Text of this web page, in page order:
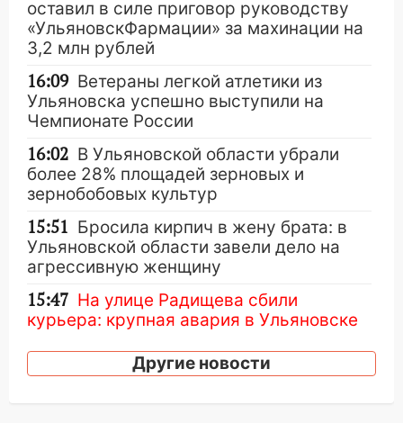
оставил в силе приговор руководству
«УльяновскФармации» за махинации на
3,2 млн рублей
16:09 Ветераны легкой атлетики из
Ульяновска успешно выступили на
Чемпионате России
16:02 В Ульяновской области убрали
более 28% площадей зерновых и
зернобобовых культур
15:51 Бросила кирпич в жену брата: в
Ульяновской области завели дело на
агрессивную женщину
15:47 На улице Радищева сбили
курьера: крупная авария в Ульяновске
15:15 Проводил до квартиры и ограбил:
новый кавалер женщины оказался
Другие новости